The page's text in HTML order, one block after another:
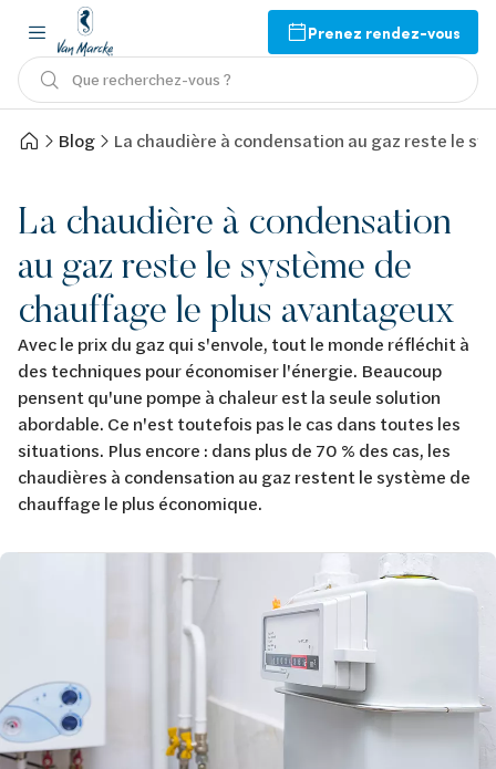
Prenez rendez-vous
Que recherchez-vous ?
Blog La chaudière à condensation au gaz reste le
La chaudière à condensation
au gaz reste le système de
chauffage le plus avantageux
Avec le prix du gaz qui s'envole, tout le monde réfléchit à
des techniques pour économiser l'énergie. Beaucoup
pensent qu'une pompe à chaleur est la seule solution
abordable. Ce n'est toutefois pas le cas dans toutes les
situations. Plus encore : dans plus de 70 % des cas, les
chaudières à condensation au gaz restent le système de
chauffage le plus économique.
Image